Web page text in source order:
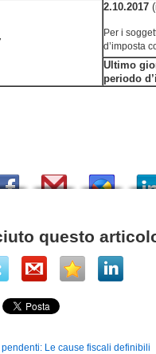
2.10.2017
Per i
d’imposta
Ultimo
periodo
questo
Le cause fiscali definibili